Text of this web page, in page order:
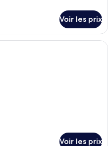
Voir les prix
Une chambre d’hôtel avec deux lits,
Voir les prix